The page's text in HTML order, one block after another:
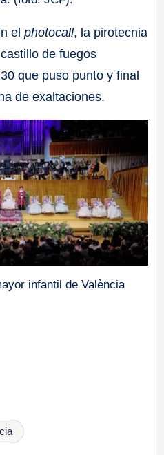
elphotocall, la pirotecnia
de fuegos
que puso punto y final
de exaltaciones.
infantil de València